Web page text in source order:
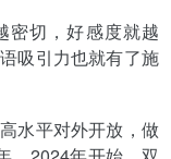
密切，好感度就越
吸引力也就有了施
水平对外开放，做